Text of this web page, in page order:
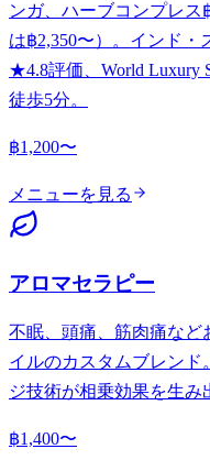
ンガ、ハーブコンプレス
は฿2,350〜）。インド・
★4.8評価、World Luxury
徒歩5分。
฿1,200〜
メニューを見る
アロマセラピー
不眠、頭痛、筋肉痛など
イルのカスタムブレンド
ジ技術が相乗効果を生み
฿1,400〜